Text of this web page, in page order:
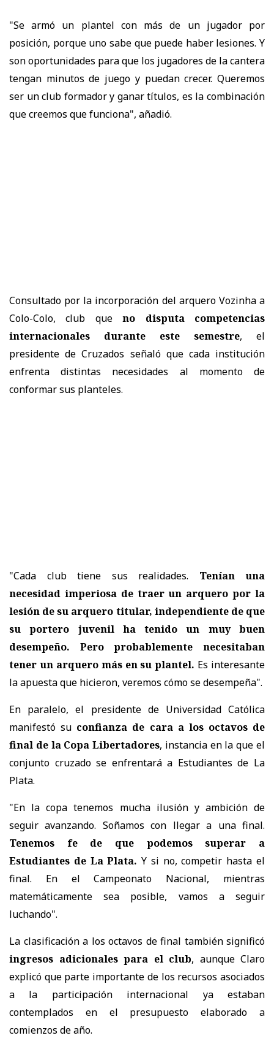
"Se armó un plantel con más de un jugador por
posición, porque uno sabe que puede haber lesiones. Y
son oportunidades para que los jugadores de la cantera
tengan minutos de juego y puedan crecer. Queremos
ser un club formador y ganar títulos, es la combinación
que creemos que funciona", añadió.
Consultado por la incorporación del arquero Vozinha a
Colo-Colo, club queno disputa competencias
internacionales durante este semestre, el
presidente de Cruzados señaló que cada institución
enfrenta distintas necesidades al momento de
conformar sus planteles.
"Cada club tiene sus realidades. Tenían una
necesidad imperiosa de traer un arquero por la
lesión de su arquero titular, independiente de que
su portero juvenil ha tenido un muy buen
desempeño. Pero probablemente necesitaban
tener un arquero más en su plantel. Es interesante
la apuesta que hicieron, veremos cómo se desempeña".
En paralelo, el presidente de Universidad Católica
manifestó su confianza de cara a los octavos de
final de la Copa Libertadores, instancia en la que el
conjunto cruzado se enfrentará a Estudiantes de La
Plata.
"En la copa tenemos mucha ilusión y ambición de
seguir avanzando. Soñamos con llegar a una final.
Tenemos fe de que podemos superar a
Estudiantes de La Plata. Y si no, competir hasta el
final. En el Campeonato Nacional, mientras
matemáticamente sea posible, vamos a seguir
luchando".
La clasificación a los octavos de final también significó
ingresos adicionales para el club, aunque Claro
explicó que parte importante de los recursos asociados
a la participación internacional ya estaban
contemplados en el presupuesto elaborado a
comienzos de año.